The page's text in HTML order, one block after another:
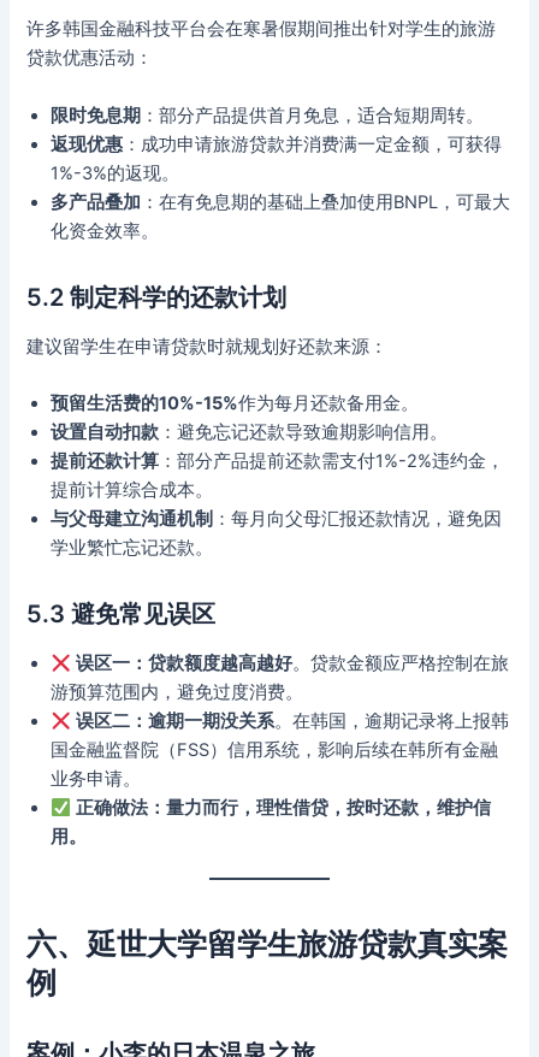
许多韩国金融科技平台会在寒暑假期间推出针对学生的旅游
贷款优惠活动：
限时免息期 ：部分产品提供首月免息，适合短期周转。
返现优惠 ：成功申请旅游贷款并消费满一定金额，可获得
1%-3%的返现。
多产品叠加 ：在有免息期的基础上叠加使用BNPL，可最大
化资金效率。
5.2 制定科学的还款计划
建议留学生在申请贷款时就规划好还款来源：
预留生活费的10%-15%作为每月还款备用金。
设置自动扣款 ：避免忘记还款导致逾期影响信用。
提前还款计算 ：部分产品提前还款需支付1%-2%违约金，
提前计算综合成本。
与父母建立沟通机制 ：每月向父母汇报还款情况，避免因
学业繁忙忘记还款。
5.3 避免常见误区
误区一：贷款额度越高越好。贷款金额应严格控制在旅
游预算范围内，避免过度消费。
误区二：逾期一期没关系。在韩国，逾期记录将上报韩
国金融监督院（FSS）信用系统，影响后续在韩所有金融
业务申请。
正确做法：量力而行，理性借贷，按时还款，维护信
用。
六、延世大学留学生旅游贷款真实案
例